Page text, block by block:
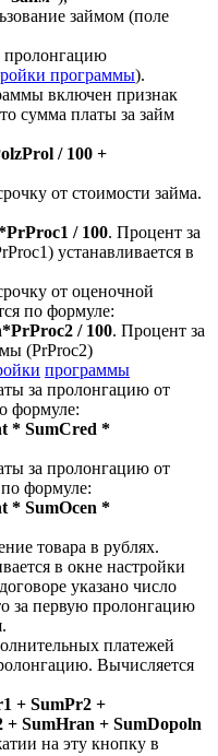
займом (поле
пролонгацию
программы).
включен признак
cумма платы за займ
/ 100 +
от стоимости займа.
/ 100. Процент за
устанавливается в
от оценочной
по формуле:
/ 100. Процент за
(PrProc2)
программы
за пролонгацию от
формуле:
* SumCred *
за пролонгацию от
формуле:
* SumOcen *
товара в рублях.
в окне настройки
указано число
за первую пролонгацию
платежей
Вычисляется
+ SumPr2 +
+ SumHran + SumDopoln
на эту кнопку в